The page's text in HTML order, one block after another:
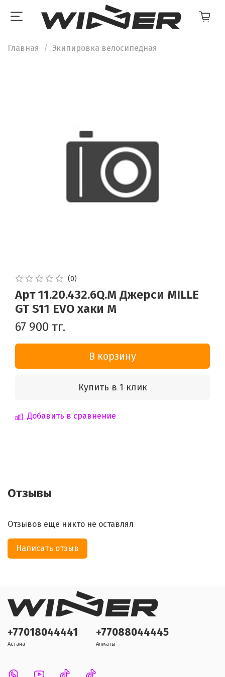
Главная Экипировка велосипедная
(0)
Арт 11.20.432.6Q.M Джерси MILLE
GT S11 EVO хаки M
67 900 тг.
В корзину
Купить в 1 клик
Добавить в сравнение
Отзывы
Отзывов еще никто не оставлял
Написать отзыв
+77018044441
Астана
+77088044445
Алматы